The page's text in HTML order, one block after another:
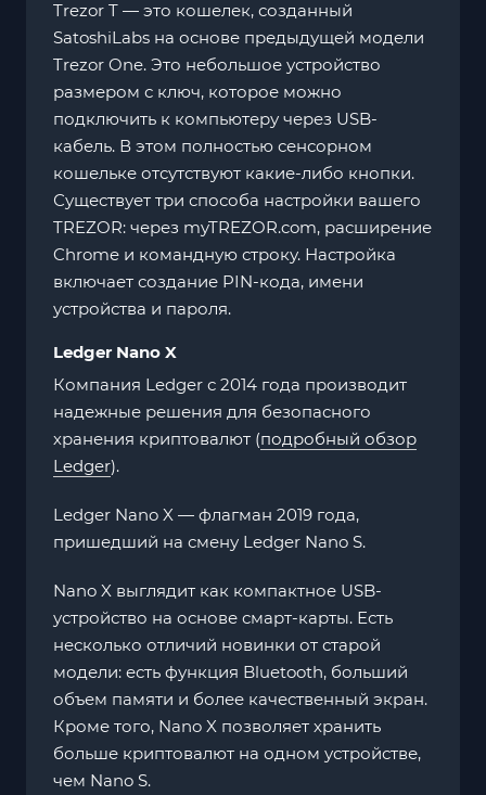
Trezor T — это кошелек, созданный
SatoshiLabs на основе предыдущей модели
Trezor One. Это небольшое устройство
размером с ключ, которое можно
подключить к компьютеру через USB-
кабель. В этом полностью сенсорном
кошельке отсутствуют какие-либо кнопки.
Существует три способа настройки вашего
TREZOR: через myTREZOR.com, расширение
Chrome и командную строку. Настройка
включает создание PIN-кода, имени
устройства и пароля.
Ledger Nano X
Компания Ledger с 2014 года производит
надежные решения для безопасного
хранения криптовалют (подробный обзор
Ledger).
Ledger Nano X — флагман 2019 года,
пришедший на смену Ledger Nano S.
Nano X выглядит как компактное USB-
устройство на основе смарт-карты. Есть
несколько отличий новинки от старой
модели: есть функция Bluetooth, больший
объем памяти и более качественный экран.
Кроме того, Nano X позволяет хранить
больше криптовалют на одном устройстве,
чем Nano S.